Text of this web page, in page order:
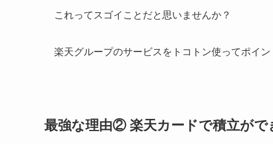
これってスゴイことだと思いませんか？
楽天グループのサービスをトコトン使ってポイ
最強な理由② 楽天カードで積立がで